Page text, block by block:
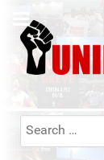
Search